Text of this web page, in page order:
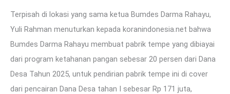
Terpisah di lokasi yang sama ketua Bumdes Darma Rahayu,
Yuli Rahman menuturkan kepada koranindonesia.net bahwa
Bumdes Darma Rahayu membuat pabrik tempe yang dibiayai
dari program ketahanan pangan sebesar 20 persen dari Dana
Desa Tahun 2025, untuk pendirian pabrik tempe ini di cover
dari pencairan Dana Desa tahan I sebesar Rp 171 juta,